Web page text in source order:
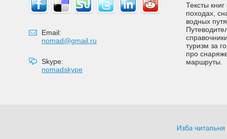
Email:
nomad@gmail.ru
Skype:
nomadskype
Тексты
походах,
водных
туризм за
про
маршруты.